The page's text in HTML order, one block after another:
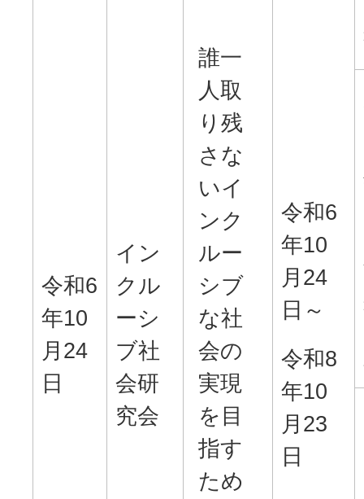
令和6
年10
月24
日
イン
クル
ーシ
ブ社
会研
究会
誰一
人取
り残
さな
いイ
ンク
ルー
シブ
な社
会の
実現
を目
指す
ため
令和6
年10
月24
日～
令和8
年10
月23
日